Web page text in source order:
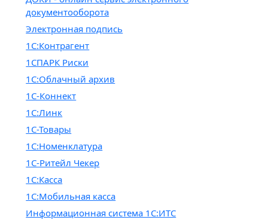
документооборота
Электронная подпись
1С:Контрагент
1СПАРК Риски
1С:Облачный архив
1С-Коннект
1С:Линк
1С-Товары
1С:Номенклатура
1С-Ритейл Чекер
1С:Касса
1С:Мобильная касса
Информационная система 1С:ИТС